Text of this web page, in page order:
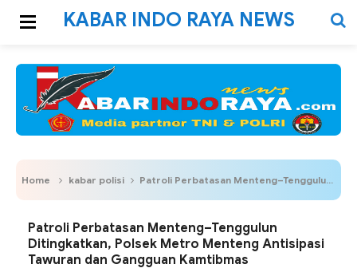
KABAR INDO RAYA NEWS
Home kabar polisi Patroli Perbatasan Menteng–Tenggulun Ditingkatkan, Polsek Metro Menteng Antisipasi Tawuran dan Gangguan Kamtibmas
Patroli Perbatasan Menteng–Tenggulun
Ditingkatkan, Polsek Metro Menteng Antisipasi
Tawuran dan Gangguan Kamtibmas